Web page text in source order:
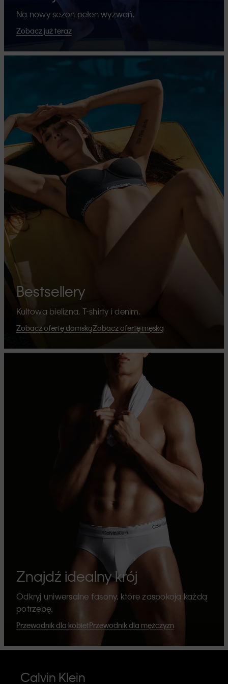
Na nowy sezon pełen wyzwań.
Zobacz już teraz
Bestsellery
Kultowa bielizna, T-shirty i denim.
Zobacz ofertę damskąZobacz ofertę męską
Znajdź idealny krój
Odkryj uniwersalne fasony, które zaspokoją każdą
potrzebę.
Przewodnik dla kobietPrzewodnik dla mężczyzn
Calvin Klein